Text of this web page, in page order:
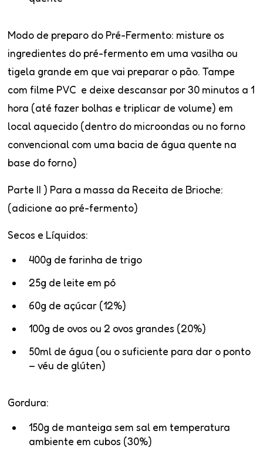
Modo de preparo do Pré-Fermento: misture os
ingredientes do pré-fermento em uma vasilha ou
tigela grande em que vai preparar o pão. Tampe
com filme PVC e deixe descansar por 30 minutos a 1
hora (até fazer bolhas e triplicar de volume) em
local aquecido (dentro do microondas ou no forno
convencional com uma bacia de água quente na
base do forno)
Parte II ) Para a massa da Receita de Brioche:
(adicione ao pré-fermento)
Secos e Líquidos:
400g de farinha de trigo
25g de leite em pó
60g de açúcar (12%)
100g de ovos ou 2 ovos grandes (20%)
50ml de água (ou o suficiente para dar o ponto
– véu de glúten)
Gordura:
150g de manteiga sem sal em temperatura
ambiente em cubos (30%)